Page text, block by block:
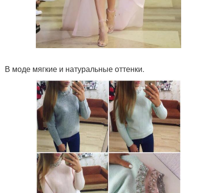
В моде мягкие и натуральные оттенки.